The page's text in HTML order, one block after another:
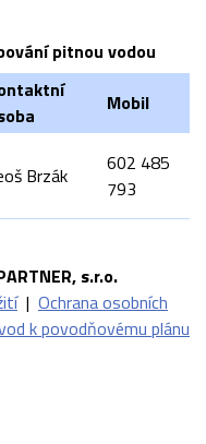
pitnou vodou
Mobil
Brzák
602 485
793
s.r.o.
| Ochrana osobních
k povodňovému plánu